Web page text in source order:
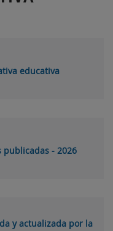
educativa
- 2026
y actualizada por la